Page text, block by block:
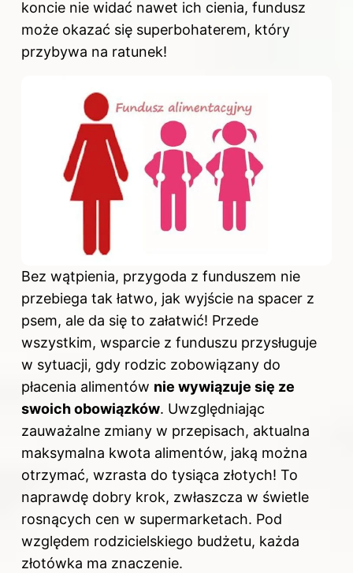
koncie nie widać nawet ich cienia, fundusz
może okazać się superbohaterem, który
przybywa na ratunek!
Bez wątpienia, przygoda z funduszem nie
przebiega tak łatwo, jak wyjście na spacer z
psem, ale da się to załatwić! Przede
wszystkim, wsparcie z funduszu przysługuje
w sytuacji, gdy rodzic zobowiązany do
płacenia alimentów nie wywiązuje się ze
swoich obowiązków. Uwzględniając
zauważalne zmiany w przepisach, aktualna
maksymalna kwota alimentów, jaką można
otrzymać, wzrasta do tysiąca złotych! To
naprawdę dobry krok, zwłaszcza w świetle
rosnących cen w supermarketach. Pod
względem rodzicielskiego budżetu, każda
złotówka ma znaczenie.